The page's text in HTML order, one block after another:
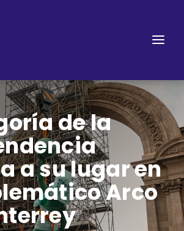
de la
a su lugar en
Arco